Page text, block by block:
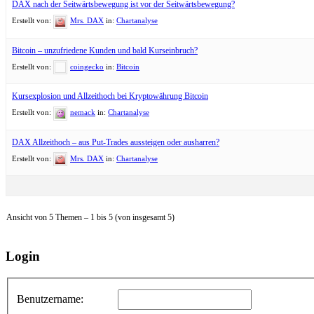
DAX nach der Seitwärtsbewegung ist vor der Seitwärtsbewegung?
Erstellt von: Mrs. DAX in: Chartanalyse
Bitcoin – unzufriedene Kunden und bald Kurseinbruch?
Erstellt von: coingecko in: Bitcoin
Kursexplosion und Allzeithoch bei Kryptowährung Bitcoin
Erstellt von: nemack in: Chartanalyse
DAX Allzeithoch – aus Put-Trades aussteigen oder ausharren?
Erstellt von: Mrs. DAX in: Chartanalyse
Ansicht von 5 Themen – 1 bis 5 (von insgesamt 5)
Login
Benutzername: